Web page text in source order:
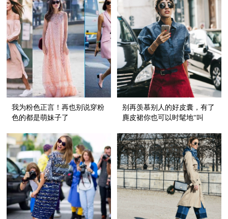
我为粉色正言！再也别说穿粉
色的都是萌妹子了
别再羡慕别人的好皮囊，有了
麂皮裙你也可以时髦地“叫